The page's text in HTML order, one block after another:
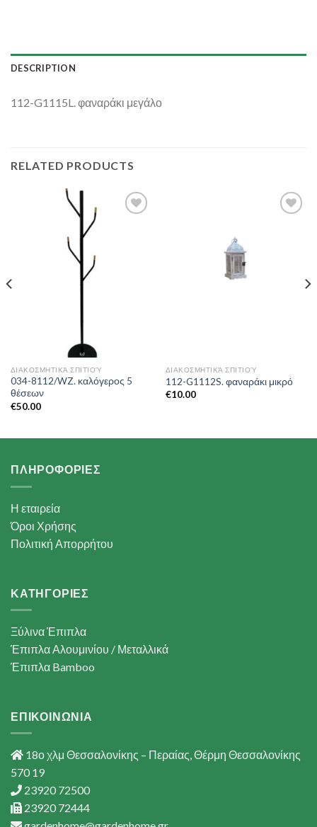
DESCRIPTION
112-G1115L. φαναράκι μεγάλο
RELATED PRODUCTS
ΔΙΑΚΟΣΜΗΤΙΚΆ ΣΠΙΤΙΟΎ
034-8112/WZ. καλόγερος 5
θέσεων
€50.00
ΔΙΑΚΟΣΜΗΤΙΚΆ ΣΠΙΤΙΟΎ
112-G1112S. φαναράκι μικρό
€10.00
ΠΛΗΡΟΦΟΡΙΕΣ
Η εταιρεία
Όροι Χρήσης
Πολιτική Απορρήτου
ΚΑΤΗΓΟΡΙΕΣ
Ξύλινα Έπιπλα
Έπιπλα Αλουμινίου / Μεταλλικά
Έπιπλα Bamboo
ΕΠΙΚΟΙΝΩΝΙΑ
18ο χλμ Θεσσαλονίκης – Περαίας, Θέρμη Θεσσαλονίκης
570 19
23920 72500
23920 72444